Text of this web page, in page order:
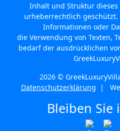
Inhalt und Struktur
urheberrechtlich
Informationen oder
die Verwendung von Texten,
bedarf der ausdrücklichen
2026 ©
Datenschutzerklärung |
Bleiben Sie